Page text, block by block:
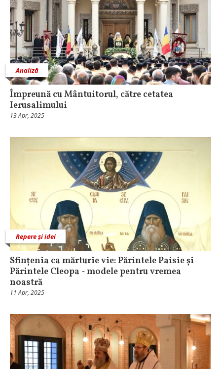
Analiză
Împreună cu Mântuitorul, către cetatea
Ierusalimului
13 Apr, 2025
Repere și idei
Sfințenia ca mărturie vie: Părintele Paisie și
Părintele Cleopa - modele pentru vremea
noastră
11 Apr, 2025